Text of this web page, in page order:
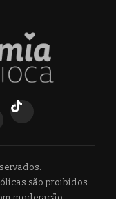
são proibidos